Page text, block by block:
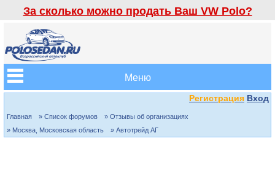
За сколько можно продать Ваш VW Polo?
Меню
Регистрация Вход
Главная » Список форумов
» Отзывы об организациях
» Москва, Московская область
» Автотрейд АГ